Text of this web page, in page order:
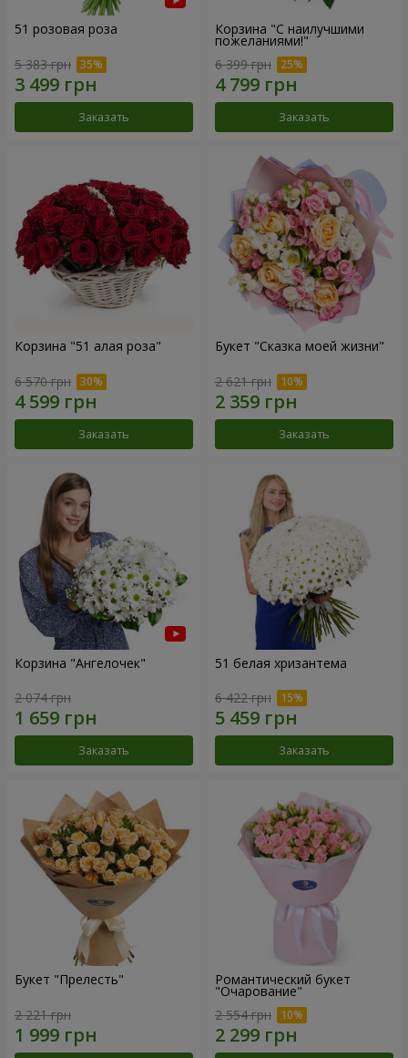
51 розовая роза
5 383 грн
Заказать
Корзина "С наилучшими
пожеланиями!"
6 399 грн
Заказать
Корзина "51 алая роза"
6 570 грн
Заказать
Букет "Сказка моей жизни"
2 621 грн
Заказать
Корзина "Ангелочек"
2 074 грн
Заказать
51 белая хризантема
6 422 грн
Заказать
Букет "Прелесть"
2 221 грн
Романтический букет
"Очарование"
2 554 грн